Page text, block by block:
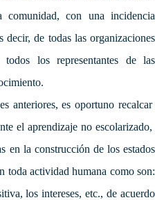
con una incidencia
de todas las organizaciones
los representantes de las
anteriores, es oportuno recalcar
el aprendizaje no escolarizado,
en la construcción de los estados
toda actividad humana como son:
los intereses, etc., de acuerdo